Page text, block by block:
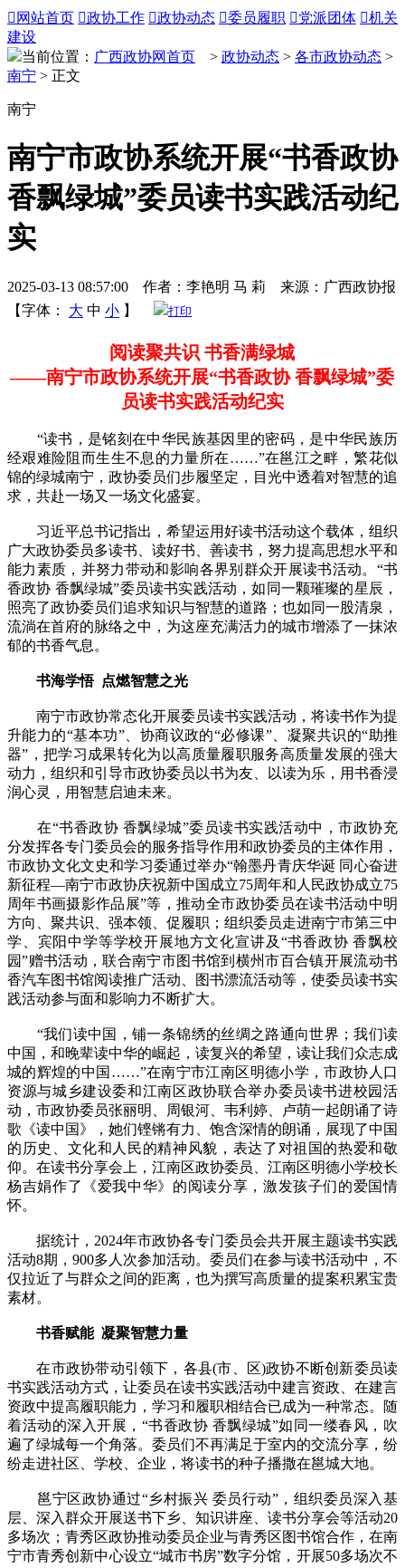
 网站首页 政协工作 政协动态 委员履职 党派团体 机关
建设
当前位置： 广西政协网首页 > 政协动态 > 各市政协动态 >
南宁 > 正文
南宁
南宁市政协系统开展“书香政协
香飘绿城”委员读书实践活动纪
实
2025-03-13 08:57:00 作者：李艳明 马 莉 来源：广西政协报
【字体：
大 中 小 】 打印
阅读聚共识 书香满绿城
——南宁市政协系统开展“书香政协 香飘绿城”委
员读书实践活动纪实
“读书，是铭刻在中华民族基因里的密码，是中华民族历
经艰难险阻而生生不息的力量所在……”在邕江之畔，繁花似
锦的绿城南宁，政协委员们步履坚定，目光中透着对智慧的追
求，共赴一场又一场文化盛宴。
习近平总书记指出，希望运用好读书活动这个载体，组织
广大政协委员多读书、读好书、善读书，努力提高思想水平和
能力素质，并努力带动和影响各界别群众开展读书活动。“书
香政协 香飘绿城”委员读书实践活动，如同一颗璀璨的星辰，
照亮了政协委员们追求知识与智慧的道路；也如同一股清泉，
流淌在首府的脉络之中，为这座充满活力的城市增添了一抹浓
郁的书香气息。
书海学悟 点燃智慧之光
南宁市政协常态化开展委员读书实践活动，将读书作为提
升能力的“基本功”、协商议政的“必修课”、凝聚共识的“助推
器”，把学习成果转化为以高质量履职服务高质量发展的强大
动力，组织和引导市政协委员以书为友、以读为乐，用书香浸
润心灵，用智慧启迪未来。
在“书香政协 香飘绿城”委员读书实践活动中，市政协充
分发挥各专门委员会的服务指导作用和政协委员的主体作用，
市政协文化文史和学习委通过举办“翰墨丹青庆华诞 同心奋进
新征程—南宁市政协庆祝新中国成立75周年和人民政协成立75
周年书画摄影作品展”等，推动全市政协委员在读书活动中明
方向、聚共识、强本领、促履职；组织委员走进南宁市第三中
学、宾阳中学等学校开展地方文化宣讲及“书香政协 香飘校
园”赠书活动，联合南宁市图书馆到横州市百合镇开展流动书
香汽车图书馆阅读推广活动、图书漂流活动等，使委员读书实
践活动参与面和影响力不断扩大。
“我们读中国，铺一条锦绣的丝绸之路通向世界；我们读
中国，和晚辈读中华的崛起，读复兴的希望，读让我们众志成
城的辉煌的中国……”在南宁市江南区明德小学，市政协人口
资源与城乡建设委和江南区政协联合举办委员读书进校园活
动，市政协委员张丽明、周银河、韦利婷、卢萌一起朗诵了诗
歌《读中国》，她们铿锵有力、饱含深情的朗诵，展现了中国
的历史、文化和人民的精神风貌，表达了对祖国的热爱和敬
仰。在读书分享会上，江南区政协委员、江南区明德小学校长
杨吉娟作了《爱我中华》的阅读分享，激发孩子们的爱国情
怀。
据统计，2024年市政协各专门委员会共开展主题读书实践
活动8期，900多人次参加活动。委员们在参与读书活动中，不
仅拉近了与群众之间的距离，也为撰写高质量的提案积累宝贵
素材。
书香赋能 凝聚智慧力量
在市政协带动引领下，各县(市、区)政协不断创新委员读
书实践活动方式，让委员在读书实践活动中建言资政、在建言
资政中提高履职能力，学习和履职相结合已成为一种常态。随
着活动的深入开展，“书香政协 香飘绿城”如同一缕春风，吹
遍了绿城每一个角落。委员们不再满足于室内的交流分享，纷
纷走进社区、学校、企业，将读书的种子播撒在邕城大地。
邕宁区政协通过“乡村振兴 委员行动”，组织委员深入基
层、深入群众开展送书下乡、知识讲座、读书分享会等活动20
多场次；青秀区政协推动委员企业与青秀区图书馆合作，在南
宁市青秀创新中心设立“城市书房”数字分馆，开展50多场次不